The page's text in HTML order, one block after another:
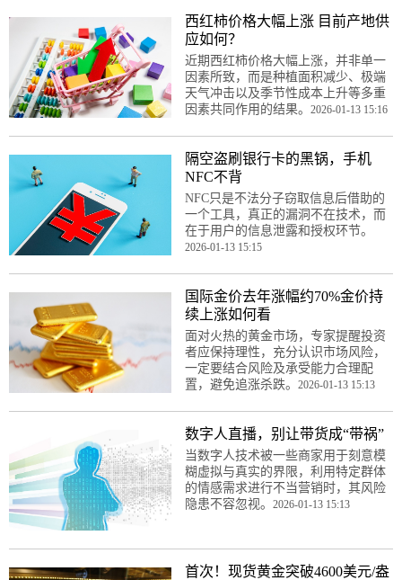
西红柿价格大幅上涨 目前产地供
应如何？
近期西红柿价格大幅上涨，并非单一
因素所致，而是种植面积减少、极端
天气冲击以及季节性成本上升等多重
因素共同作用的结果。 2026-01-13 15:16
隔空盗刷银行卡的黑锅，手机
NFC不背
NFC只是不法分子窃取信息后借助的
一个工具，真正的漏洞不在技术，而
在于用户的信息泄露和授权环节。
2026-01-13 15:15
国际金价去年涨幅约70%金价持
续上涨如何看
面对火热的黄金市场，专家提醒投资
者应保持理性，充分认识市场风险，
一定要结合风险及承受能力合理配
置，避免追涨杀跌。 2026-01-13 15:13
数字人直播，别让带货成“带祸”
当数字人技术被一些商家用于刻意模
糊虚拟与真实的界限，利用特定群体
的情感需求进行不当营销时，其风险
隐患不容忽视。 2026-01-13 15:13
首次！现货黄金突破4600美元/盎